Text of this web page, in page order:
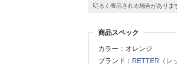
明るく表示される場合がありま
商品スペック
カラー：オレンジ
ブランド： RETTER（レ